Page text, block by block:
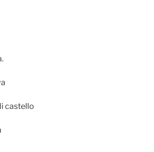
castello